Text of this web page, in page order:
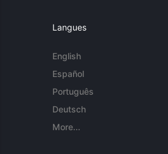
Langues
English
Español
Português
Deutsch
More...